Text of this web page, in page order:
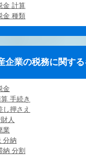
金 計算
金 種類
企業の税務に関す
金
手続き
し押さえ
人
業
分納
納 分割